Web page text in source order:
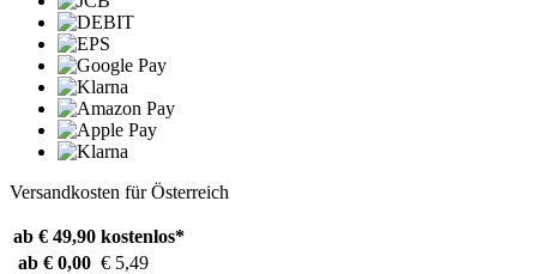
Versandkosten für Österreich
ab € 49,90 kostenlos*
ab € 0,00 € 5,49